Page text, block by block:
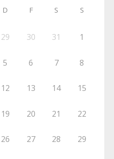
D F S S
29 30 31 1
5 6 7 8
12 13 14 15
19 20 21 22
26 27 28 29